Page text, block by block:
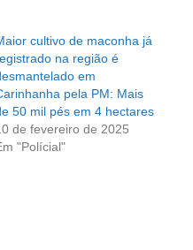
cultivo de maconha já
na região é
em
pela PM: Mais
50 mil pés em 4 hectares
de fevereiro de 2025
"Polícial"